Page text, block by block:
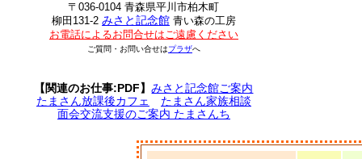
〒036-0104 青森県平川市柏木町
柳田131-2 みさと記念館 青い森の工房
お電話によるお問合せはご遠慮ください
ご質問・お問い合せはプラザへ
【関連のお仕事:PDF】みさと記念館ご案内
たまさん放課後カフェ
たまさん家族相談
面会交流支援のご案内 たまさんち